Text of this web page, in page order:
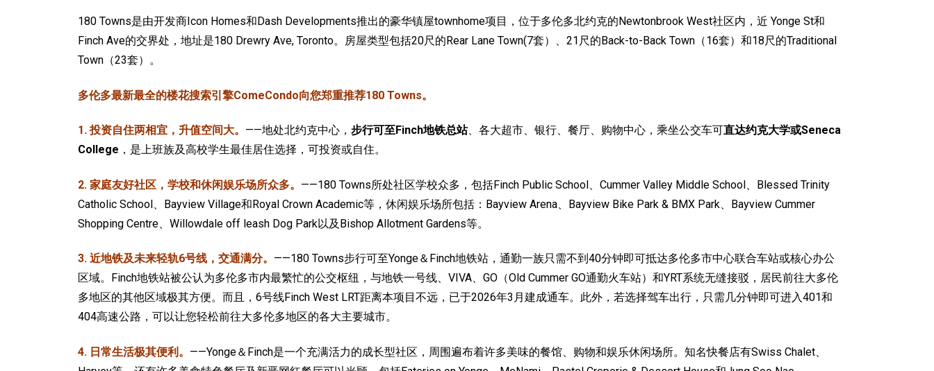
180 Towns是由开发商Icon Homes和Dash Developments推出的豪华镇屋townhome项目，位于多伦多北约克的Newtonbrook West社区内，近 Yonge St和
Finch Ave的交界处，地址是180 Drewry Ave, Toronto。房屋类型包括20尺的Rear Lane Town(7套）、21尺的Back-to-Back Town（16套）和18尺的Traditional
Town（23套）。
多伦多最新最全的楼花搜索引擎ComeCondo向您郑重推荐180 Towns。
1. 投资自住两相宜，升值空间大。 ——地处北约克中心， 步行可至Finch地铁总站、各大超市、银行、餐厅、购物中心，乘坐公交车可直达约克大学或Seneca
College ，是上班族及高校学生最佳居住选择，可投资或自住。
2. 家庭友好社区，学校和休闲娱乐场所众多。 ——180 Towns所处社区学校众多，包括Finch Public School、Cummer Valley Middle School、Blessed Trinity
Catholic School、Bayview Village和Royal Crown Academic等，休闲娱乐场所包括：Bayview Arena、Bayview Bike Park & BMX Park、Bayview Cummer
Shopping Centre、Willowdale off leash Dog Park以及Bishop Allotment Gardens等。
3. 近地铁及未来轻轨6号线，交通满分。 ——180 Towns步行可至Yonge＆Finch地铁站，通勤一族只需不到40分钟即可抵达多伦多市中心联合车站或核心办公
区域。Finch地铁站被公认为多伦多市内最繁忙的公交枢纽，与地铁一号线、VIVA、GO（Old Cummer GO通勤火车站）和YRT系统无缝接驳，居民前往大多伦
多地区的其他区域极其方便。而且，6号线Finch West LRT距离本项目不远，已于2026年3月建成通车。此外，若选择驾车出行，只需几分钟即可进入401和
404高速公路，可以让您轻松前往大多伦多地区的各大主要城市。
4. 日常生活极其便利。 ——Yonge＆Finch是一个充满活力的成长型社区，周围遍布着许多美味的餐馆、购物和娱乐休闲场所。知名快餐店有Swiss Chalet、